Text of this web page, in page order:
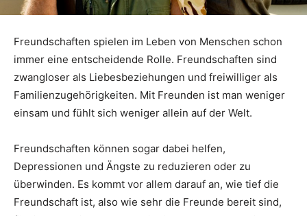
Freundschaften spielen im Leben von Menschen schon
immer eine entscheidende Rolle. Freundschaften sind
zwangloser als Liebesbeziehungen und freiwilliger als
Familienzugehörigkeiten. Mit Freunden ist man weniger
einsam und fühlt sich weniger allein auf der Welt.
Freundschaften können sogar dabei helfen,
Depressionen und Ängste zu reduzieren oder zu
überwinden. Es kommt vor allem darauf an, wie tief die
Freundschaft ist, also wie sehr die Freunde bereit sind,